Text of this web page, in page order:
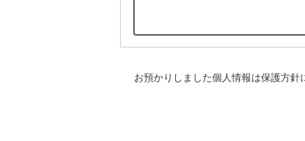
お預かりしました個人情報は保護方針